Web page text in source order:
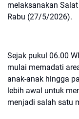
melaksanakan
Rabu (27/5/2026).
Sejak pukul 06.00
mulai memadati
anak-anak hingga
lebih awal untuk
menjadi salah satu